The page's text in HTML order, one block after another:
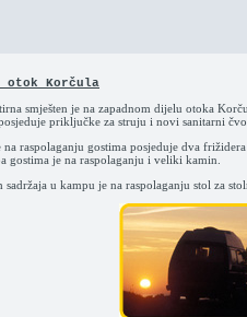
otok Korčula
smješten je na zapadnom dijelu otoka
priključke za struju i novi sanitarni
raspolaganju gostima posjeduje dva frižidera
gostima je na raspolaganju i veliki kamin.
u kampu je na raspolaganju stol za